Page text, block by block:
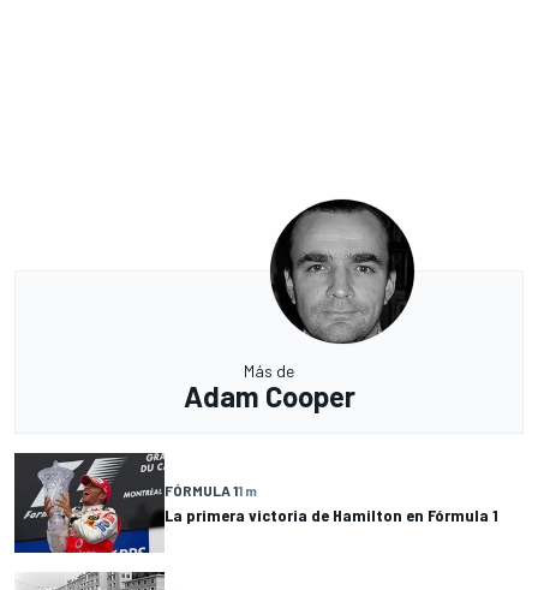
Más de
Adam Cooper
FÓRMULA 11 m
La primera victoria de Hamilton en Fórmula 1